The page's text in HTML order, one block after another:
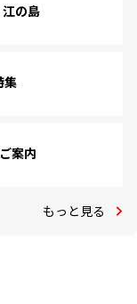
の島
集
案内
もっと見る